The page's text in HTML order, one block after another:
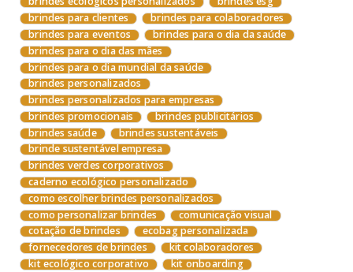
brindes para clientes
brindes para colaboradores
brindes para eventos
brindes para o dia da saúde
brindes para o dia das mães
brindes para o dia mundial da saúde
brindes personalizados
brindes personalizados para empresas
brindes promocionais
brindes publicitários
brindes saúde
brindes sustentáveis
brinde sustentável empresa
brindes verdes corporativos
caderno ecológico personalizado
como escolher brindes personalizados
como personalizar brindes
comunicação visual
cotação de brindes
ecobag personalizada
fornecedores de brindes
kit colaboradores
kit ecológico corporativo
kit onboarding